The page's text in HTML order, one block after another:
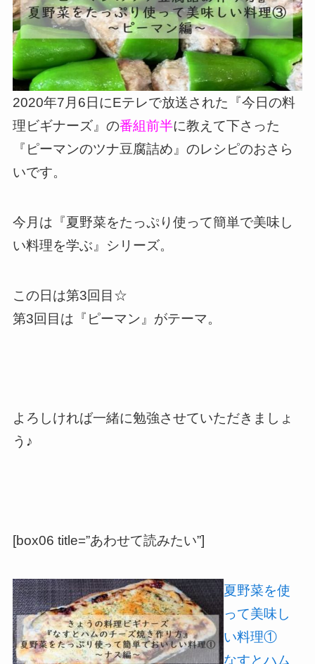
2020年7月6日にEテレで放送された『今日の料
理ビギナーズ』の番組前半に教えて下さった
『ピーマンのツナ豆腐詰め』のレシピのおさら
いです。
今月は『夏野菜をたっぷり使って簡単で美味し
い料理を学ぶ』シリーズ。
この日は第3回目☆
第3回目は『ピーマン』がテーマ。
よろしければ一緒に勉強させていただきましょ
う♪
[box06 title=”あわせて読みたい”]
夏野菜を使
って美味し
い料理①
なすとハム